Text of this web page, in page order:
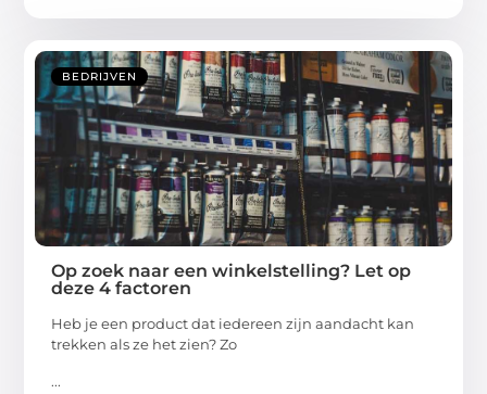
BEDRIJVEN
Op zoek naar een winkelstelling? Let op
deze 4 factoren
Heb je een product dat iedereen zijn aandacht kan
trekken als ze het zien? Zo
...